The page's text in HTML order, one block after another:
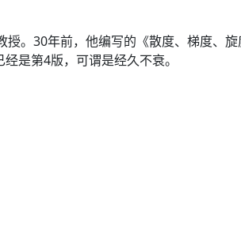
。30年前，他编写的《散度、梯度、
是第4版，可谓是经久不衰。